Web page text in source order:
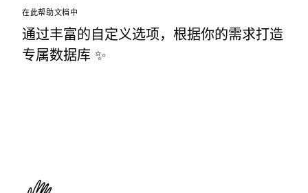
在此帮助文档中
通过丰富的自定义选项，根据你的需求打造
专属数据库 ✨